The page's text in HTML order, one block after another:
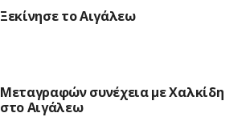
Ξεκίνησε το Αιγάλεω
Μεταγραφών συνέχεια με Χαλκίδη
στο Αιγάλεω